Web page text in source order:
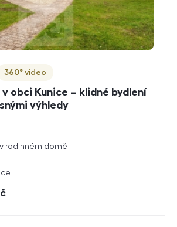
v obci Kunice – klidné bydlení
výhledy
360° video
v rodinném domě